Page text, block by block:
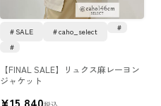
【FINAL SALE】リュクス麻レーヨン
ジャケット
SALE caho_select
¥15,840